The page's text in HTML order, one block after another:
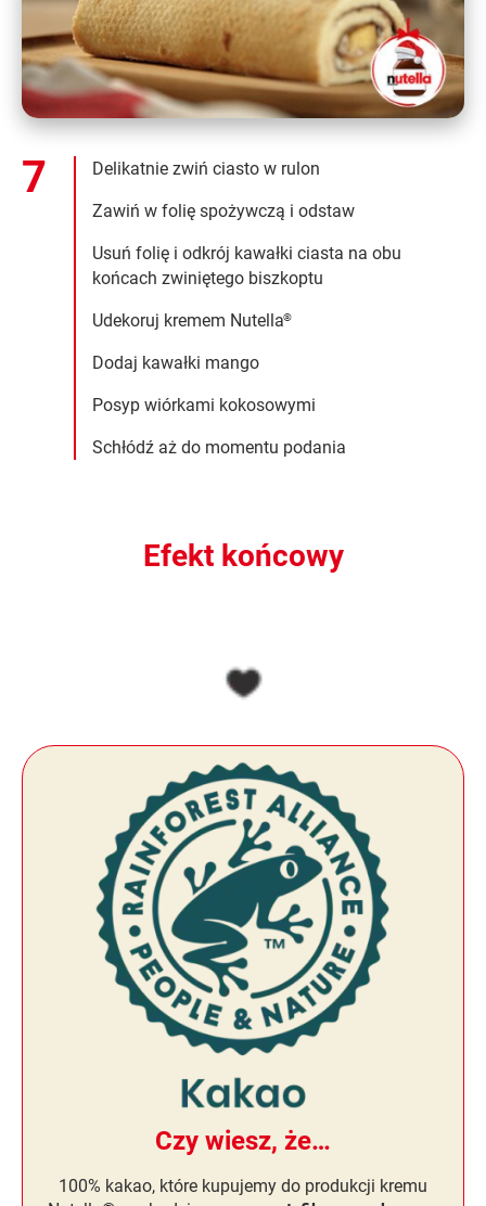
Delikatnie zwiń ciasto w rulon
Zawiń w folię spożywczą i odstaw
Usuń folię i odkrój kawałki ciasta na obu
końcach zwiniętego biszkoptu
Udekoruj kremem Nutella®
Dodaj kawałki mango
Posyp wiórkami kokosowymi
Schłódź aż do momentu podania
Efekt końcowy
Czy wiesz, że…
100% kakao, które kupujemy do produkcji kremu